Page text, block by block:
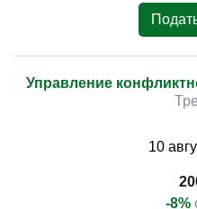
Управление
10
-8%